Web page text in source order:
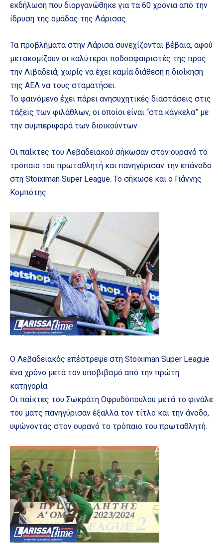
εκδήλωση που διοργανώθηκε για τα 60 χρόνια από την
ίδρυση της ομάδας της Λάρισας.
Τα προβλήματα στην Λάρισα συνεχίζονται βέβαια, αφού
μετακομίζουν οι καλύτεροι ποδοσφαιριστές της προς
την Λιβαδειά, χωρίς να έχει καμία διάθεση η διοίκηση
της ΑΕΛ να τους σταματήσει.
Το φαινόμενο έχει πάρει ανησυχητικές διαστάσεις στις
τάξεις των φιλάθλων, οι οποίοι είναι “στα κάγκελα” με
την συμπεριφορά των διοικούντων.
Οι παίκτες του Λεβαδειακού σήκωσαν στον ουρανό το
τρόπαιο του πρωταθλητή και πανηγύρισαν την επάνοδο
στη Stoiximan Super League. Το σήκωσε και ο Γιάννης
Κομπότης.
Ο Λεβαδειακός επέστρεψε στη Stoiximan Super League
ένα χρόνο μετά τον υποβιβσμό από την πρώτη
κατηγορία.
Οι παίκτες του Σωκράτη Οφρυδόπουλου μετά το φινάλε
του ματς πανηγύρισαν έξαλλα τον τίτλο και την άνοδο,
υψώνοντας στον ουρανό το τρόπαιο του πρωταθλητή.